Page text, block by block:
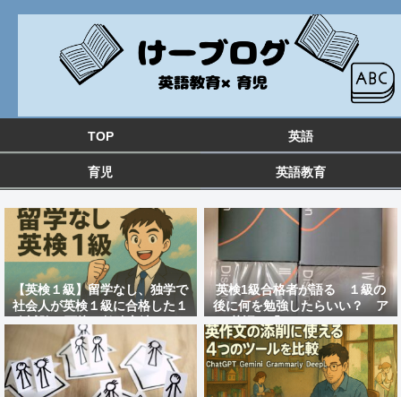
TOP 英語
育児 英語教育
【英検１級】留学なし、独学で
社会人が英検１級に合格した１
次試験と面接の勉強方法&おす
すめ教材を紹介！
英検1級合格者が語る １級の
後に何を勉強したらいい？ ア
ツ英語の「distinction」のレ
ビュー 大人の英語勉強法